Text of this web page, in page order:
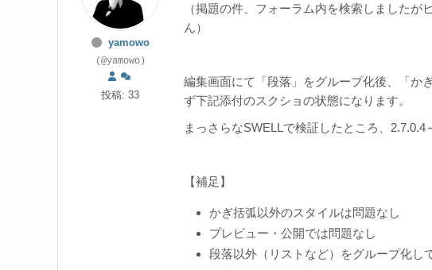
yamowo
(@yamowo)
投稿: 33
（掲題の件、フォーラム内を検索しました
ん）
編集画面にて「段落」をグループ化後、「か
ず下記添付のスクショの状態になります。
まっさらなSWELLで検証したところ、
【補足】
かぎ括弧以外のスタイルは問題なし
プレビュー・公開では問題なし
段落以外（リストなど）をグループ化し